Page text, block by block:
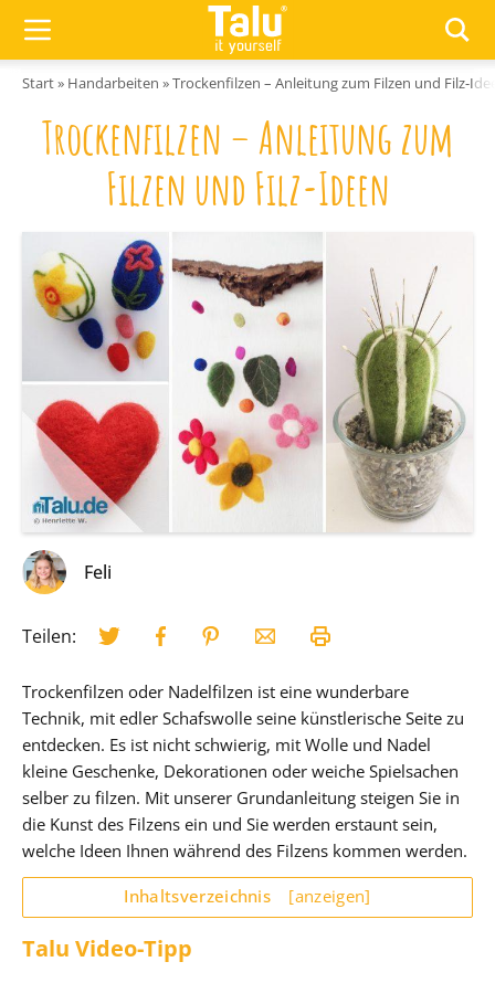
Start» Handarbeiten »Trockenfilzen – Anleitung zum Filzen und Filz-
Trockenfilzen – Anleitung zum
Filzen und Filz-Ideen
Feli
Teilen:
Trockenfilzen oder Nadelfilzen ist eine wunderbare
Technik, mit edler Schafswolle seine künstlerische Seite zu
entdecken. Es ist nicht schwierig, mit Wolle und Nadel
kleine Geschenke, Dekorationen oder weiche Spielsachen
selber zu filzen. Mit unserer Grundanleitung steigen Sie in
die Kunst des Filzens ein und Sie werden erstaunt sein,
welche Ideen Ihnen während des Filzens kommen werden.
Inhaltsverzeichnis [anzeigen]
Talu Video-Tipp